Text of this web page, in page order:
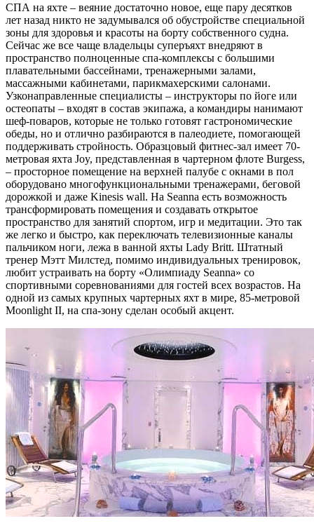
СПА на яхте – веяние достаточно новое, еще пару десятков
лет назад никто не задумывался об обустройстве специальной
зоны для здоровья и красоты на борту собственного судна.
Сейчас же все чаще владельцы суперъяхт внедряют в
пространство полноценные спа-комплексы с большими
плавательными бассейнами, тренажерными залами,
массажными кабинетами, парикмахерскими салонами.
Узконаправленные специалисты – инструкторы по йоге или
остеопаты – входят в состав экипажа, а командиры нанимают
шеф-поваров, которые не только готовят гастрономические
обеды, но и отлично разбираются в палеодиете, помогающей
поддерживать стройность. Образцовый фитнес-зал имеет 70-
метровая яхта Joy, представленная в чартерном флоте Burgess,
– просторное помещение на верхней палубе с окнами в пол
оборудовано многофункциональными тренажерами, беговой
дорожкой и даже Kinesis wall. На Seanna есть возможность
трансформировать помещения и создавать открытое
пространство для занятий спортом, игр и медитации. Это так
же легко и быстро, как переключать телевизионные каналы
пальчиком ноги, лежа в ванной яхты Lady Britt. Штатный
тренер Мэтт Милстед, помимо индивидуальных тренировок,
любит устраивать на борту «Олимпиаду Seanna» со
спортивными соревнованиями для гостей всех возрастов. На
одной из самых крупных чартерных яхт в мире, 85-метровой
Moonlight II, на спа-зону сделан особый акцент.